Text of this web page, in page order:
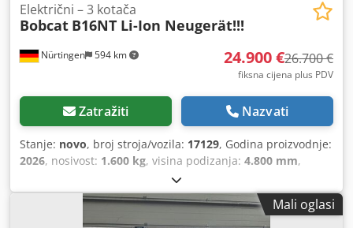
Nürtingen 594 km
Električni – 3 kotača
Bobcat B16NT Li-Ion Neugerät!!!
24.900 €26.700 €
fiksna cijena plus PDV
Zatražiti Nazvati
Stanje: novo, broj stroja/vozila: 17129, Godina proizvodnje:
2026, nosivost: 1.600 kg, visina podizanja: 4.800 mm,
, težište tereta:
goriva:električni, vrsta jarbola:triplex, građevinska visina:
, napon baterije:51,2 V, duljina vilica:1.200 mm,
Mali oglasi